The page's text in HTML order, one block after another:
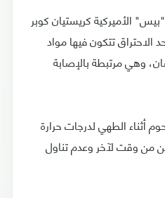
الأميركية كريستيان كوبر
تتكون فيها مواد
وهي مرتبطة بالإصابة
أثناء الطهي لدرجات حرارة
من وقت لآخر وعدم تناول